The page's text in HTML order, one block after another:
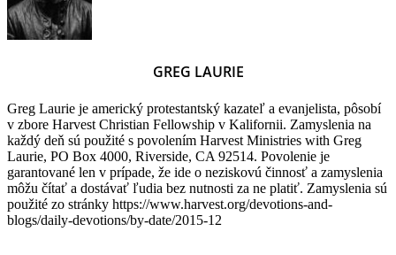
GREG LAURIE
Greg Laurie je americký protestantský kazateľ a evanjelista, pôsobí
v zbore Harvest Christian Fellowship v Kalifornii. Zamyslenia na
každý deň sú použité s povolením Harvest Ministries with Greg
Laurie, PO Box 4000, Riverside, CA 92514. Povolenie je
garantované len v prípade, že ide o neziskovú činnosť a zamyslenia
môžu čítať a dostávať ľudia bez nutnosti za ne platiť. Zamyslenia sú
použité zo stránky https://www.harvest.org/devotions-and-
blogs/daily-devotions/by-date/2015-12